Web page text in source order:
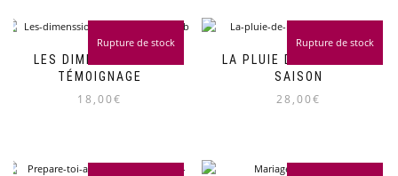
LES DIMENSIONS DU
TÉMOIGNAGE
18,00€
Rupture de stock
LA PLUIE DE L’ARRIÈRE-
SAISON
28,00€
Rupture de stock